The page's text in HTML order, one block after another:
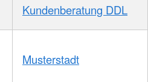
Kundenberatung DDL
Musterstadt